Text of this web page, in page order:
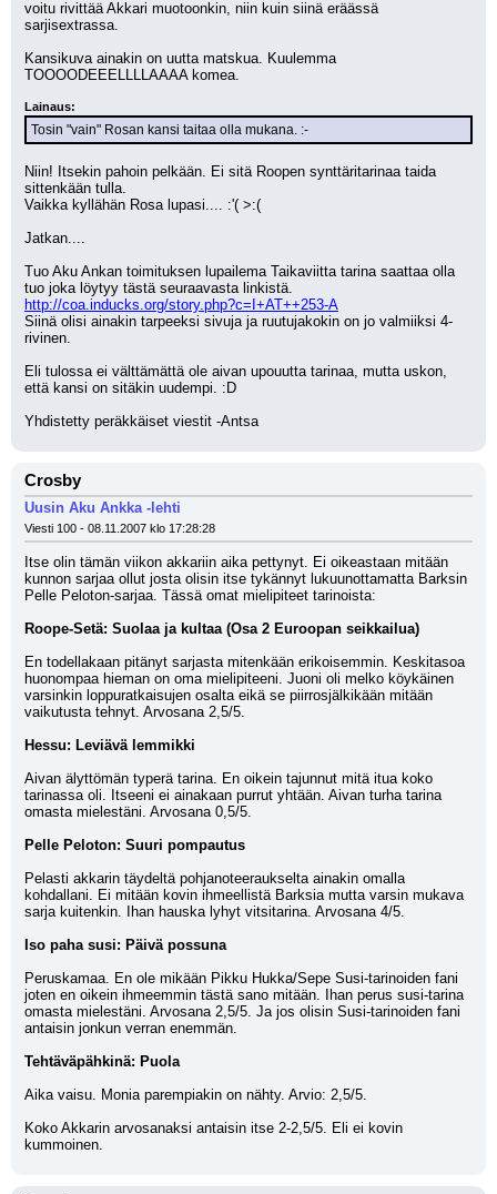
voitu rivittää Akkari muotoonkin, niin kuin siinä eräässä
sarjisextrassa.
Kansikuva ainakin on uutta matskua. Kuulemma
TOOOODEEELLLLAAAA komea.
Lainaus:
Tosin "vain" Rosan kansi taitaa olla mukana. :-
Niin! Itsekin pahoin pelkään. Ei sitä Roopen synttäritarinaa taida
sittenkään tulla.
Vaikka kyllähän Rosa lupasi.... :'( >:(
Jatkan....
Tuo Aku Ankan toimituksen lupailema Taikaviitta tarina saattaa olla
http://coa.inducks.org/story.php?c=I+AT++253-A
Siinä olisi ainakin tarpeeksi sivuja ja ruutujakokin on jo valmiiksi 4-
rivinen.
Eli tulossa ei välttämättä ole aivan upouutta tarinaa, mutta uskon,
että kansi on sitäkin uudempi. :D
Yhdistetty peräkkäiset viestit -Antsa
Crosby
Uusin Aku Ankka -lehti
Viesti 100 - 08.11.2007 klo 17:28:28
Itse olin tämän viikon akkariin aika pettynyt. Ei oikeastaan mitään
kunnon sarjaa ollut josta olisin itse tykännyt lukuunottamatta Barksin
Pelle Peloton-sarjaa. Tässä omat mielipiteet tarinoista:
Roope-Setä: Suolaa ja kultaa (Osa 2 Euroopan seikkailua)
En todellakaan pitänyt sarjasta mitenkään erikoisemmin. Keskitasoa
huonompaa hieman on oma mielipiteeni. Juoni oli melko köykäinen
varsinkin loppuratkaisujen osalta eikä se piirrosjälkikään mitään
vaikutusta tehnyt. Arvosana 2,5/5.
Hessu: Leviävä lemmikki
Aivan älyttömän typerä tarina. En oikein tajunnut mitä itua koko
tarinassa oli. Itseeni ei ainakaan purrut yhtään. Aivan turha tarina
omasta mielestäni. Arvosana 0,5/5.
Pelle Peloton: Suuri pompautus
Pelasti akkarin täydeltä pohjanoteeraukselta ainakin omalla
kohdallani. Ei mitään kovin ihmeellistä Barksia mutta varsin mukava
sarja kuitenkin. Ihan hauska lyhyt vitsitarina. Arvosana 4/5.
Iso paha susi: Päivä possuna
Peruskamaa. En ole mikään Pikku Hukka/Sepe Susi-tarinoiden fani
joten en oikein ihmeemmin tästä sano mitään. Ihan perus susi-tarina
omasta mielestäni. Arvosana 2,5/5. Ja jos olisin Susi-tarinoiden fani
antaisin jonkun verran enemmän.
Tehtäväpähkinä: Puola
Aika vaisu. Monia parempiakin on nähty. Arvio: 2,5/5.
Koko Akkarin arvosanaksi antaisin itse 2-2,5/5. Eli ei kovin
kummoinen.